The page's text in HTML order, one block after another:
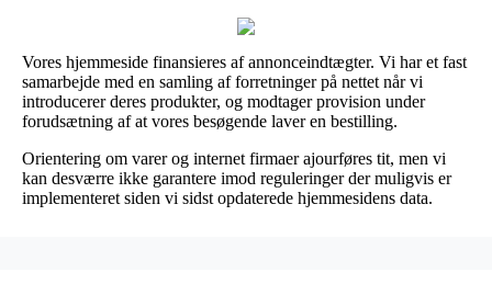
Vores hjemmeside finansieres af annonceindtægter. Vi har et fast
samarbejde med en samling af forretninger på nettet når vi
introducerer deres produkter, og modtager provision under
forudsætning af at vores besøgende laver en bestilling.
Orientering om varer og internet firmaer ajourføres tit, men vi
kan desværre ikke garantere imod reguleringer der muligvis er
implementeret siden vi sidst opdaterede hjemmesidens data.